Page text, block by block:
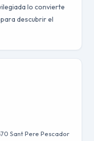
lo convierte
descubrir el
Sant Pere Pescador